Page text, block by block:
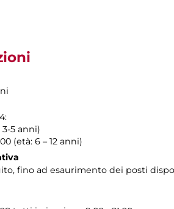
3-5 anni)
(età: 6 – 12 anni)
fino ad esaurimento dei posti